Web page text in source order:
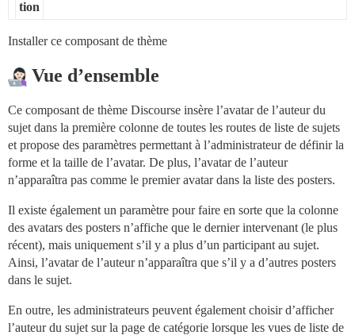
tion
Installer ce composant de thème
Vue d’ensemble
Ce composant de thème Discourse insère l’avatar de l’auteur du
sujet dans la première colonne de toutes les routes de liste de sujets
et propose des paramètres permettant à l’administrateur de définir la
forme et la taille de l’avatar. De plus, l’avatar de l’auteur
n’apparaîtra pas comme le premier avatar dans la liste des posters.
Il existe également un paramètre pour faire en sorte que la colonne
des avatars des posters n’affiche que le dernier intervenant (le plus
récent), mais uniquement s’il y a plus d’un participant au sujet.
Ainsi, l’avatar de l’auteur n’apparaîtra que s’il y a d’autres posters
dans le sujet.
En outre, les administrateurs peuvent également choisir d’afficher
l’auteur du sujet sur la page de catégorie lorsque les vues de liste de